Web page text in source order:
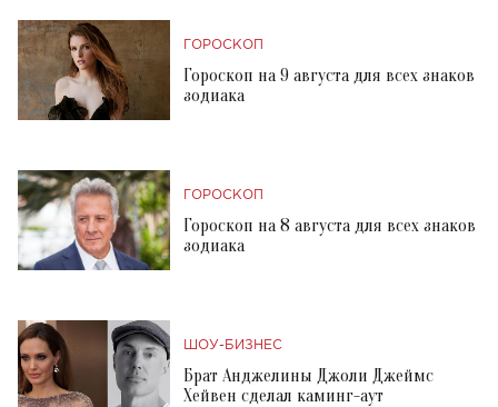
ГОРОСКОП
Гороскоп на 9 августа для всех знаков
зодиака
ГОРОСКОП
Гороскоп на 8 августа для всех знаков
зодиака
ШОУ-БИЗНЕС
Брат Анджелины Джоли Джеймс
Хейвен сделал каминг-аут